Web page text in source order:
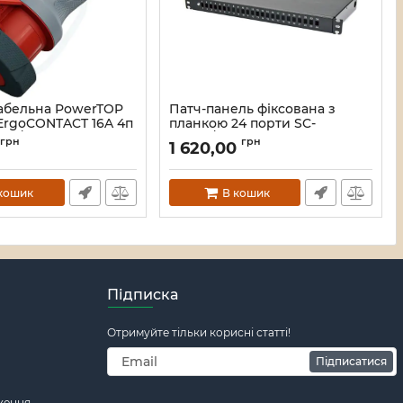
PowerTOP
16A 4п
IP69
грн
Патч-панель фіксована з
планкою 24 порти SC-
Simpl./LC-Dupl., пуста,
каб.вводи для 4xPG11+відгиб,
1U, чорна
Артикул: UA-FOPFP24SCS-B
1 620,00 грн
В кошик
Підписка
Отримуйте тільки корисні статті!
Підписатися